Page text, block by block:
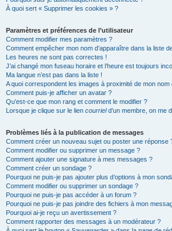
À quoi sert « Supprimer les cookies » ?
Paramètres et préférences de l’utilisateur
Comment modifier mes paramètres ?
Comment empêcher mon nom d’apparaître dans la liste
Les heures ne sont pas correctes !
J’ai changé mon fuseau horaire et l’heure est toujours
Ma langue n’est pas dans la liste !
A quoi correspondent les images à proximité de mon nom
Comment puis-je afficher un avatar ?
Qu’est-ce que mon rang et comment le modifier ?
Lorsque je clique sur le lien courrield’un membre, on me
Problèmes liés à la publication de messages
Comment créer un nouveau sujet ou poster une réponse
Comment modifier ou supprimer un message ?
Comment ajouter une signature à mes messages ?
Comment créer un sondage ?
Pourquoi ne puis-je pas ajouter plus d’options à mon
Comment modifier ou supprimer un sondage ?
Pourquoi ne puis-je pas accéder à un forum ?
Pourquoi ne puis-je pas joindre des fichiers à mon
Pourquoi ai-je reçu un avertissement ?
Comment rapporter des messages à un modérateur ?